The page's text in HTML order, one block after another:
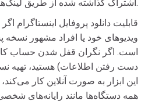
اشتراک گذاشته شده از طریق لینک‌ها را دانلود کنید.
قابلیت دانلود پروفایل اینستاگرام
ویدیوهای خود یا افراد مشهور نسخه
است. اگر نگران قفل شدن حساب
دست رفتن اطلاعات) هستید، تهیه
این ابزار به صورت آنلاین کار
همه دستگاه‌ها مانند رایانه‌های